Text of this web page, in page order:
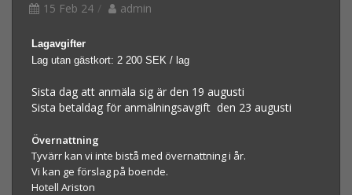
15 Feb 24 admin
Lagavgifter
Lag utan gästkort: 2 200 SEK / lag
Sista dag att anmäla sig är den 19 augusti
Sista betaldag för anmälningsavgift den 23 augusti
Övernattning
Tyvärr kan vi inte bistå med övernattning i år.
Vi kan ge förslag på boende.
Hotell Ariston